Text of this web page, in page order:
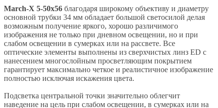
March-X 5-50х56 благодаря широкому объективу и диаметру
основной трубки 34 мм обладает большой светосилой делая
возможным получение яркого, хорошо различимого
изображения не только при дневном освещении, но и при
слабом освещении в сумерках или на рассвете. Все
оптические элементы выполнены из сверхчистых линз ED с
нанесением многослойным просветляющим покрытием
гарантирует максимально четкое и реалистичное изображение
полностью исключая искажения цвета.
Подсветка центральной точки значительно облегчит
наведение на цель при слабом освещении, в сумерках или на